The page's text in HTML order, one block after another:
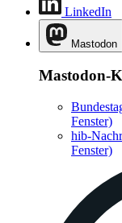
LinkedIn
Mastodon
Mastodon-
Fenster)
hib-
Fenster)